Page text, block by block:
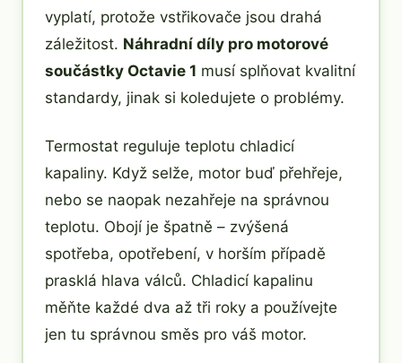
vyplatí, protože vstřikovače jsou drahá
záležitost. Náhradní díly pro motorové
součástky Octavie 1 musí splňovat kvalitní
standardy, jinak si koledujete o problémy.
Termostat reguluje teplotu chladicí
kapaliny. Když selže, motor buď přehřeje,
nebo se naopak nezahřeje na správnou
teplotu. Obojí je špatně – zvýšená
spotřeba, opotřebení, v horším případě
prasklá hlava válců. Chladicí kapalinu
měňte každé dva až tři roky a používejte
jen tu správnou směs pro váš motor.